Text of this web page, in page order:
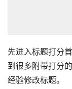
先进入标题打分
到很多附带打分
经验修改标题。